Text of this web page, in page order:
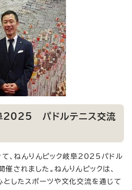
2025 パドルテニス交流
、ねんりんピック岐阜2025パドル
されました。ねんりんピックは、
したスポーツや文化交流を通じて